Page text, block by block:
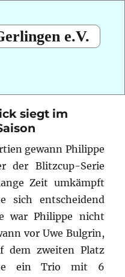
e.V.
siegt im
gewann Philippe
der Blitzcup-Serie
Zeit umkämpft
sich entscheidend
war Philippe nicht
vor Uwe Bulgrin,
dem zweiten Platz
ein Trio mit 6